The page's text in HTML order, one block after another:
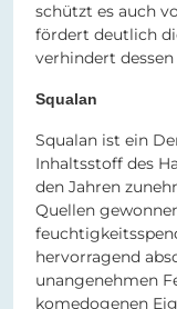
schützt es auch
fördert deutlich
verhindert dessen
Squalan
Squalan ist ein
Inhaltsstoff des
den Jahren
Quellen
hervorragend
unangenehmen
komedogenen